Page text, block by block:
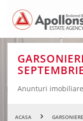
Anunturi
ACASA